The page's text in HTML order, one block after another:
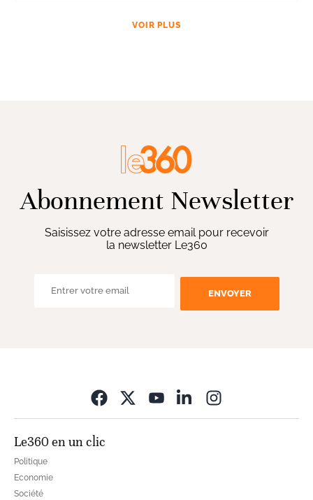
VOIR PLUS
Abonnement Newsletter
Saisissez votre adresse email pour recevoir
la newsletter Le360
ENVOYER
Le360 en un clic
Politique
Economie
Société